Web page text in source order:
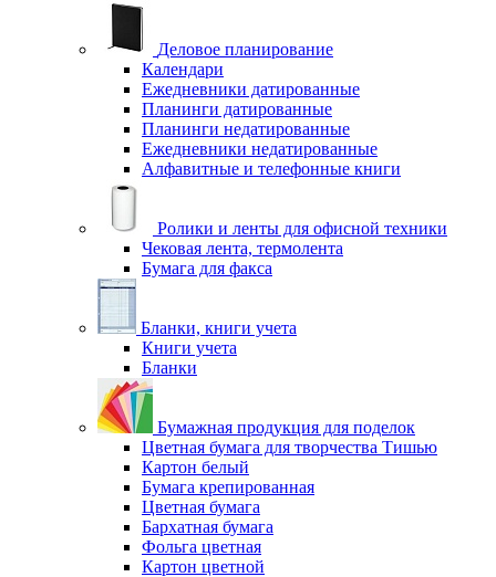
Деловое планирование
Календари
Ежедневники датированные
Планинги датированные
Планинги недатированные
Ежедневники недатированные
Алфавитные и телефонные книги
Ролики и ленты для офисной техники
Чековая лента, термолента
Бумага для факса
Бланки, книги учета
Книги учета
Бланки
Бумажная продукция для поделок
Цветная бумага для творчества Тишью
Картон белый
Бумага крепированная
Цветная бумага
Бархатная бумага
Фольга цветная
Картон цветной